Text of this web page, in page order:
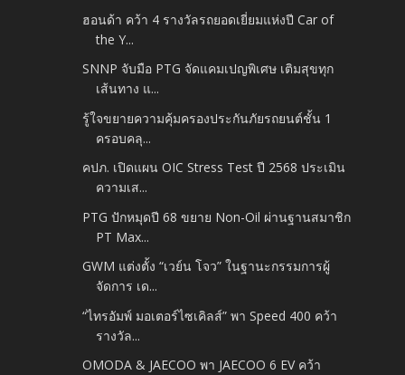
ฮอนด้า คว้า 4 รางวัลรถยอดเยี่ยมแห่งปี Car of
the Y...
SNNP จับมือ PTG จัดแคมเปญพิเศษ เติมสุขทุก
เส้นทาง แ...
รู้ใจขยายความคุ้มครองประกันภัยรถยนต์ชั้น 1
ครอบคลุ...
คปภ. เปิดแผน OIC Stress Test ปี 2568 ประเมิน
ความเส...
PTG ปักหมุดปี 68 ขยาย Non-Oil ผ่านฐานสมาชิก
PT Max...
GWM แต่งตั้ง “เวย์น โจว” ในฐานะกรรมการผู้
จัดการ เด...
“ไทรอัมพ์ มอเตอร์ไซเคิลส์” พา Speed 400 คว้า
รางวัล...
OMODA & JAECOO พา JAECOO 6 EV คว้า